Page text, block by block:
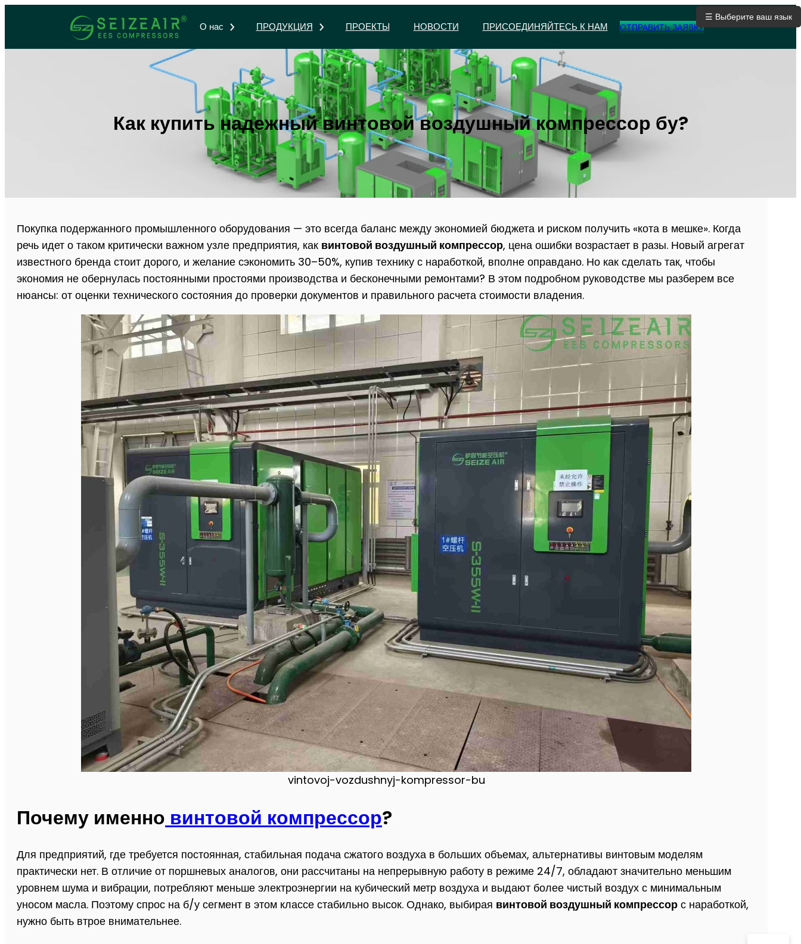
О нас ПРОДУКЦИЯ ПРОЕКТЫ НОВОСТИ ПРИСОЕДИНЯЙТЕСЬ К НАМ ОТПРАВИТЬ ЗАЯВКУ
☰ Выберите ваш язык
Как купить надежный винтовой воздушный компрессор бу?
Покупка подержанного промышленного оборудования — это всегда баланс между экономией бюджета и риском получить «кота в мешке». Когда
речь идет о таком критически важном узле предприятия, как винтовой воздушный компрессор, цена ошибки возрастает в разы. Новый агрегат
известного бренда стоит дорого, и желание сэкономить 30–50%, купив технику с наработкой, вполне оправдано. Но как сделать так, чтобы
экономия не обернулась постоянными простоями производства и бесконечными ремонтами? В этом подробном руководстве мы разберем все
нюансы: от оценки технического состояния до проверки документов и правильного расчета стоимости владения.
vintovoj-vozdushnyj-kompressor-bu
Почему именно винтовой компрессор?
Для предприятий, где требуется постоянная, стабильная подача сжатого воздуха в больших объемах, альтернативы винтовым моделям
практически нет. В отличие от поршневых аналогов, они рассчитаны на непрерывную работу в режиме 24/7, обладают значительно меньшим
уровнем шума и вибрации, потребляют меньше электроэнергии на кубический метр воздуха и выдают более чистый воздух с минимальным
уносом масла. Поэтому спрос на б/у сегмент в этом классе стабильно высок. Однако, выбирая винтовой воздушный компрессор с наработкой,
нужно быть втрое внимательнее.